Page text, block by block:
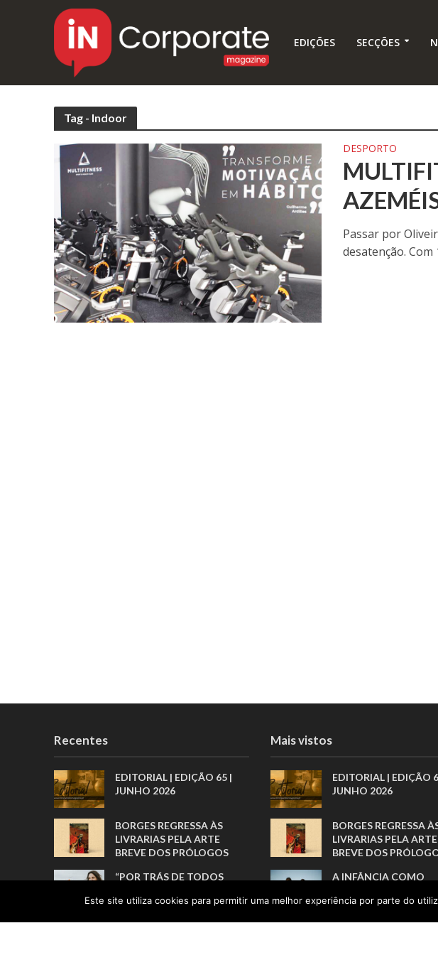
EDIÇÕES SECÇÕES
Tag - Indoor
DESPORTO
Passar por
desatenção.
Recentes
EDITORIAL | EDIÇÃO 65 |
JUNHO 2026
BORGES REGRESSA ÀS
LIVRARIAS PELA ARTE
BREVE DOS PRÓLOGOS
“POR TRÁS DE TODOS
RECONHECIMENTOS, HÁ
Mais vistos
EDITORIAL | EDIÇÃO
JUNHO 2026
BORGES REGRESSA
LIVRARIAS PELA ARTE
BREVE DOS
A INFÂNCIA COMO
CA
Este site utiliza cookies para permitir uma melhor experiência por parte do